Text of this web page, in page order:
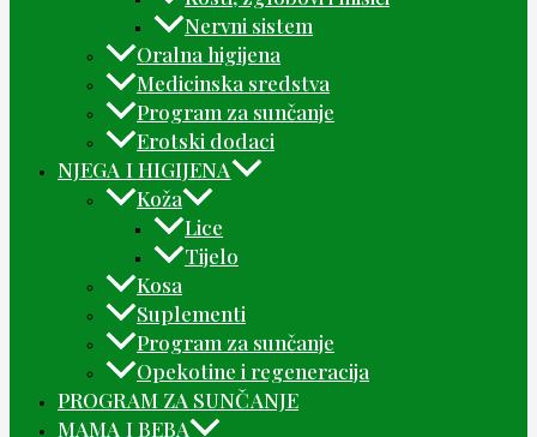
Nervni sistem
Oralna higijena
Medicinska sredstva
Program za sunčanje
Erotski dodaci
NJEGA I HIGIJENA
Koža
Lice
Tijelo
Kosa
Suplementi
Program za sunčanje
Opekotine i regeneracija
PROGRAM ZA SUNČANJE
MAMA I BEBA